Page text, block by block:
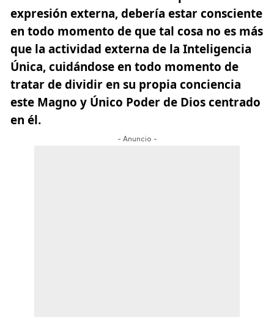
expresión externa, debería estar consciente
en todo momento de que tal cosa no es más
que la actividad externa de la Inteligencia
Única, cuidándose en todo momento de
tratar de dividir en su propia conciencia
este Magno y Único Poder de Dios centrado
en él.
- Anuncio -